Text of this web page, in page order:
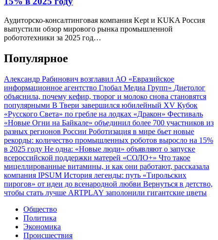
Аудиторско-консалтинговая компания Kept и KUKA Россия
выпустили обзор мирового рынка промышленной
робототехники за 2025 год…
Популярное
Александр Рабинович возглавил АО «Евразийское
информационное агентство Глобал Медиа Групп» Диетолог
объяснила, почему кефир, творог и молоко снова становятся
популярными В Твери завершился юбилейный XV Кубок
«Русского Света» по гребле на лодках «Дракон» Фестиваль
«Новые Огни на Байкале» объединил более 700 участников из
разных регионов России Роботизация в мире бьет новые
рекорды: количество промышленных роботов выросло на 15%
в 2025 году Не одна: «Новые люди» объявляют о запуске
всероссийской поддержки матерей «СОЛО+» Что такое
мицеллированные витамины, и как они работают, рассказала
компания IPSUM История легенды: путь «Тирольских
пирогов» от идеи до всенародной любви Вернуться в детство,
чтобы стать лучше ARTPLAY заполонили гигантские цветы
Общество
Политика
Экономика
Происшествия